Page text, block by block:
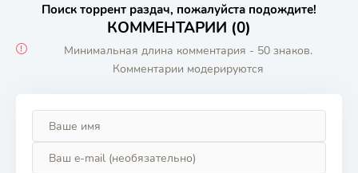
Поиск торрент раздач, пожалуйста подождите!
КОММЕНТАРИИ (0)
Минимальная длина комментария - 50 знаков.
Комментарии модерируются